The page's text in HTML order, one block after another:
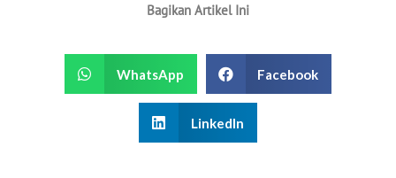
Bagikan Artikel Ini
WhatsApp Facebook
LinkedIn